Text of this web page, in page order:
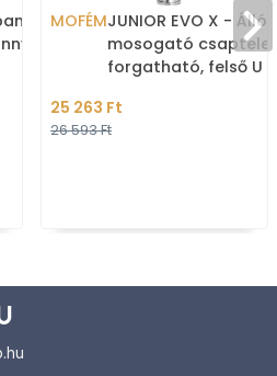
(5MOFÉMJUNIOR EVO X - Álló
mosogató
forgatható, felső U
Krómozott
25 263 Ft
26 593 Ft